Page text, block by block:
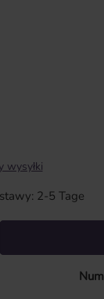
wysyłki
2-5 Tage
żądaną ilość